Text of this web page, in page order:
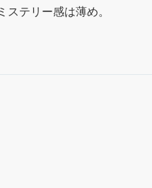
テリー感は薄め。